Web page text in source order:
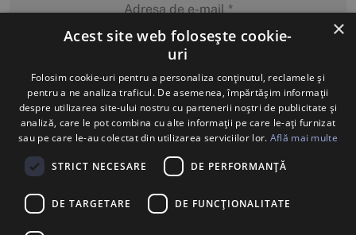
MĂ ABONEZ
×
Acest site web folosește cookie-
uri
Folosim cookie-uri pentru a personaliza conținutul, reclamele și
pentru a ne analiza traficul. De asemenea, împărtășim informații
despre utilizarea site-ului nostru cu partenerii noștri de publicitate și
analiză, care le pot combina cu alte informații pe care le-ați furnizat
sau pe care le-au colectat din utilizarea serviciilor lor. Află mai multe
STRICT NECESARE DE PERFORMANȚĂ
DE TARGETARE DE FUNCŢIONALITATE